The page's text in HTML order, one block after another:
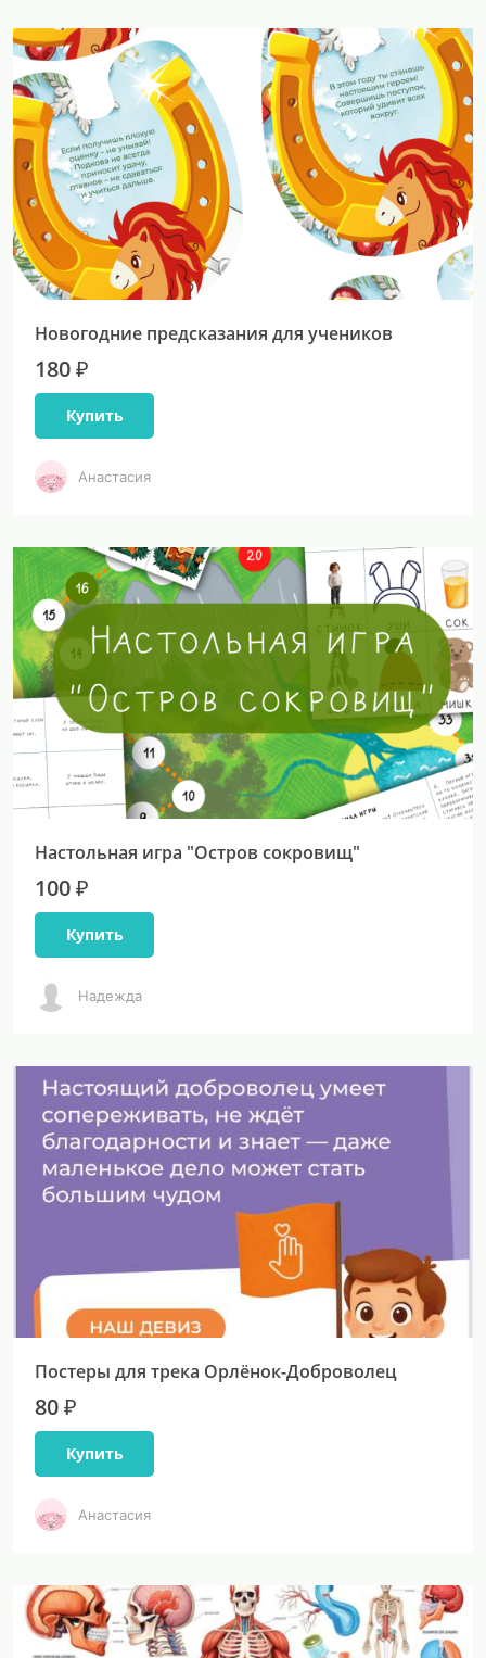
Новогодние предсказания для учеников
180 ₽
Купить
Анастасия
Настольная игра "Остров сокровищ"
100 ₽
Купить
Надежда
Постеры для трека Орлёнок-Доброволец
80 ₽
Купить
Анастасия